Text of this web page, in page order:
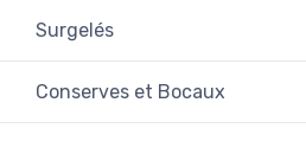
Surgelés
Conserves et Bocaux